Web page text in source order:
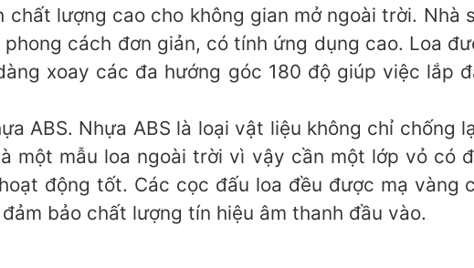
chất lượng cao cho không gian mở ngoài trời. Nhà
cách đơn giản, có tính ứng dụng cao. Loa
xoay các đa hướng góc 180 độ giúp việc lắp
ABS. Nhựa ABS là loại vật liệu không chỉ chống
một mẫu loa ngoài trời vì vậy cần một lớp vỏ có
động tốt. Các cọc đấu loa đều được mạ vàng
bảo chất lượng tín hiệu âm thanh đầu vào.